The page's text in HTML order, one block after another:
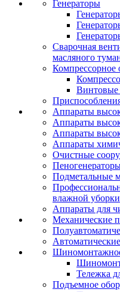
Генераторы
Сварочная
масляного
Компрессорное
Винтовые
Аппараты
Аппараты
Аппараты
Аппараты
Очистные
Подметальные
влажной уборки
Аппараты для
Механические
Тележка
Подъемное